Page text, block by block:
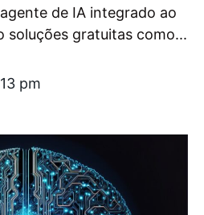
de IA integrado ao
soluções gratuitas como...
pm